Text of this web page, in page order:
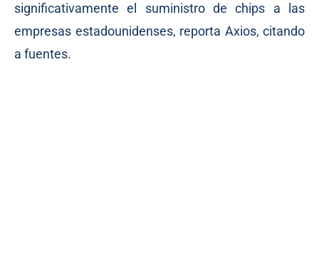
significativamente el suministro de chips a las
empresas estadounidenses, reporta Axios, citando
a fuentes.